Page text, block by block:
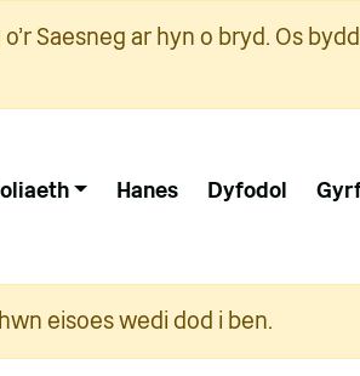
Saesneg ar hyn o bryd. Os
Hanes Dyfodol
eisoes wedi dod i ben.